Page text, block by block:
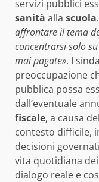
servizi pubblici
sanità alla scuola
affrontare il tema
concentrarsi solo
mai pagate». I
preoccupazione
pubblica possa
dall’eventuale
fiscale, a causa
contesto difficile,
decisioni
vita quotidiana
dialogo reale e